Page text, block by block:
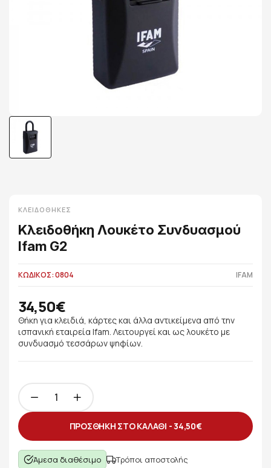
ΚΛΕΙΔΟΘΉΚΕΣ
Κλειδοθήκη Λουκέτο Συνδυασμού
Ifam G2
ΚΩΔΙΚΟΣ: 0804 IFAM
34,50€
Θήκη για κλειδιά, κάρτες και άλλα αντικείμενα από την
ισπανική εταιρεία Ifam. Λειτουργεί και ως λουκέτο με
συνδυασμό τεσσάρων ψηφίων.
ΠΡΟΣΘΗΚΗ ΣΤΟ ΚΑΛΑΘΙ -34,50€
Άμεσα διαθέσιμο
Τρόποι αποστολής